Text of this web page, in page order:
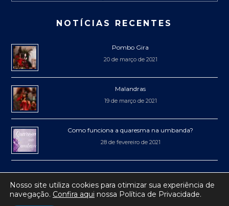
NOTÍCIAS RECENTES
Pombo Gira
20 de março de 2021
Malandras
19 de março de 2021
Como funciona a quaresma na umbanda?
28 de fevereiro de 2021
® 2017-2019 Mercadão de Niterói• Todos os direitos reservados
Nosso site utiliza cookies para otimizar sua experiência de
navegação. Confira aqui nossa Política de Privacidade.